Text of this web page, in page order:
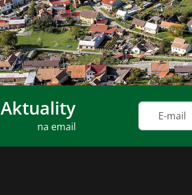
Aktuality
na email